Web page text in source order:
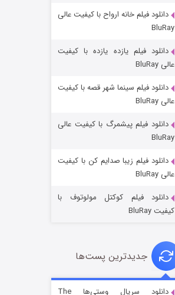
خاندان اژدها فصل ۳
جادوگری در مغولستان
دانلود فیلم خانه ارواح با کیفیت عالی
BluRay
دانلود فیلم یازده یازده با کیفیت
عالی BluRay
دانلود فیلم سینما شهر قصه با کیفیت
عالی BluRay
دانلود فیلم پیشمرگ با کیفیت عالی
BluRay
دانلود فیلم زیبا صدایم کن با کیفیت
عالی BluRay
دانلود فیلم کوکتل مولوتوف با
کیفیت BluRay
جدیدترین پست‌ها
دانلود سریال وستی‌ها The